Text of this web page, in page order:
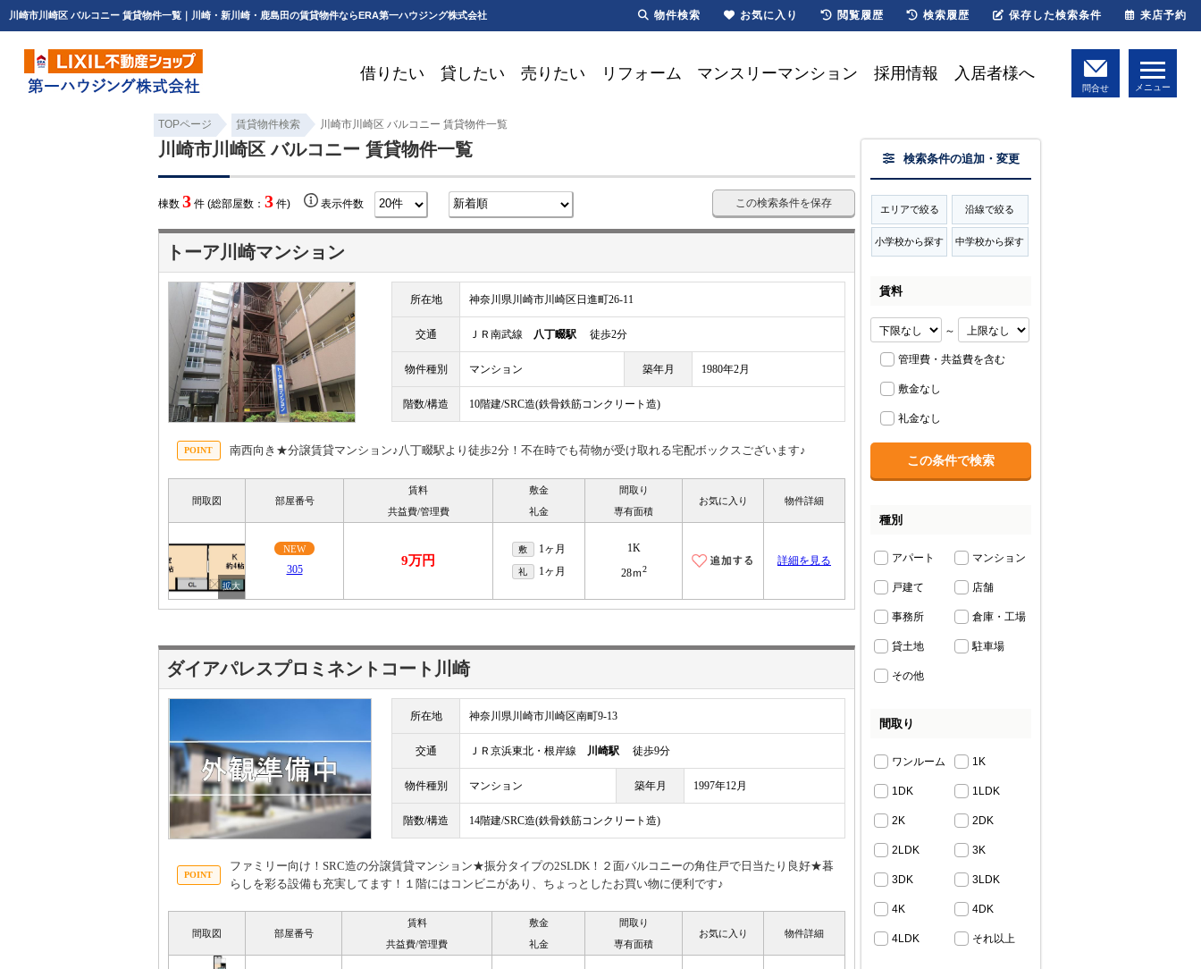
川崎市川崎区 バルコニー 賃貸物件一覧｜川崎・新川崎・鹿島田の賃貸物件ならERA第一ハウジング株式会社
借りたい 貸したい 売りたい リフォーム マンスリーマンション 採用情報 入居者様へ
問合せ メニュー
TOPページ 賃貸物件検索 川崎市川崎区 バルコニー 賃貸物件一覧
川崎市川崎区 バルコニー 賃貸物件一覧
棟数 3 件 (総部屋数： 3 件) 表示件数 この検索条件を保存
トーア川崎マンション
所在地 神奈川県川崎市川崎区日進町26-11
交通 ＪＲ南武線 八丁畷駅 徒歩2分
物件種別 マンション 築年月 1980年2月
階数/構造 10階建/SRC造(鉄骨鉄筋コンクリート造)
南西向き★分譲賃貸マンション♪八丁畷駅より徒歩2分！不在時でも荷物が受け取れる宅配ボックスございます♪
間取図 部屋番号
賃料
共益費/管理費
敷金
礼金
間取り
専有面積
お気に入り 物件詳細
NEW
305
9万円
敷 1ヶ月
礼 1ヶ月
1K
28ｍ2
詳細を見る
ダイアパレスプロミネントコート川崎
所在地 神奈川県川崎市川崎区南町9-13
交通 ＪＲ京浜東北・根岸線 川崎駅 徒歩9分
物件種別 マンション 築年月 1997年12月
階数/構造 14階建/SRC造(鉄骨鉄筋コンクリート造)
ファミリー向け！SRC造の分譲賃貸マンション★振分タイプの2SLDK！２面バルコニーの角住戸で日当たり良好★暮
らしを彩る設備も充実してます！１階にはコンビニがあり、ちょっとしたお買い物に便利です♪
間取図 部屋番号
賃料
共益費/管理費
敷金
礼金
間取り
専有面積
お気に入り 物件詳細
検索条件の追加・変更
エリアで絞る 沿線で絞る
小学校から探す 中学校から探す
賃料
～
管理費・共益費を含む
敷金なし
礼金なし
種別
アパート マンション
戸建て 店舗
事務所 倉庫・工場
貸土地 駐車場
その他
間取り
ワンルーム 1K
1DK 1LDK
2K 2DK
2LDK 3K
3DK 3LDK
4K 4DK
4LDK それ以上
物件検索 お気に入り 閲覧履歴 検索履歴 保存した検索条件 来店予約